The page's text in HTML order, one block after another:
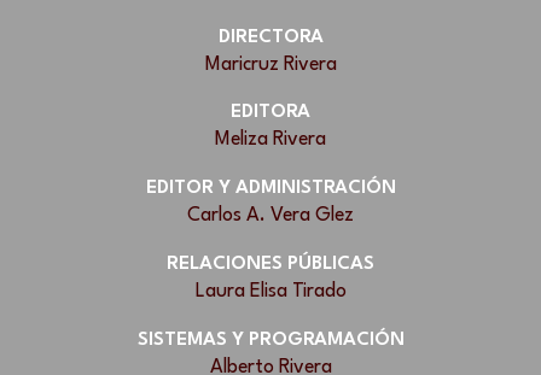
DIRECTORA
Maricruz Rivera
EDITORA
Meliza Rivera
EDITOR Y ADMINISTRACIÓN
Carlos A. Vera Glez
RELACIONES PÚBLICAS
Laura Elisa Tirado
SISTEMAS Y PROGRAMACIÓN
Alberto Rivera